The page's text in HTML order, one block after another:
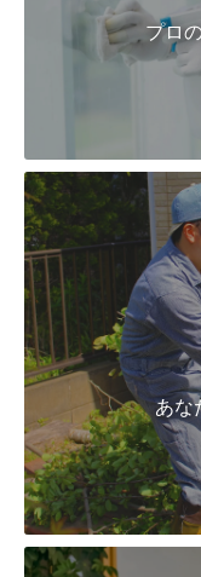
プロ
あな